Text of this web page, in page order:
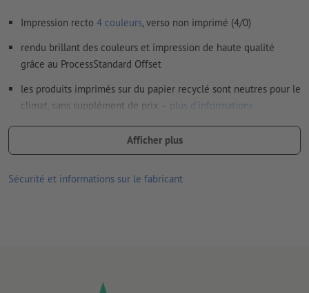
Le contenu deschamps de formulairesera imprimé
Comment créer correctement des fichiers d'impression?
Impression recto 4 couleurs, verso non imprimé (4/0)
rendu brillant des couleurs et impression de haute qualité
grâce au ProcessStandard Offset
les produits imprimés sur du papier recyclé sont neutres pour le
climat, sans supplément de prix – plus d’informations
plus le grammage est élevé, plus le papier est résistant et
Afficher plus
Sécurité et informations sur le fabricant